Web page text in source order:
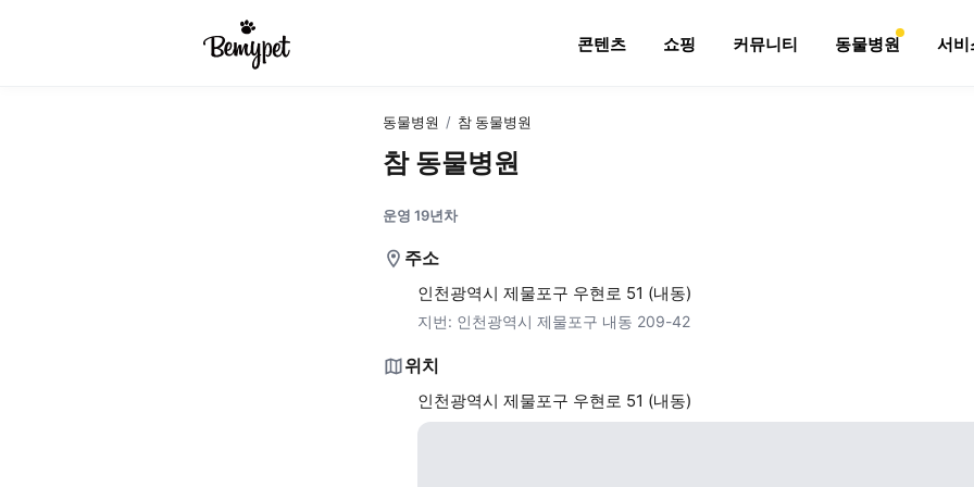
콘텐츠 쇼핑 커뮤니티 동물병원 서비
동물병원 / 참 동물병원
참 동물병원
운영 19년차
주소
인천광역시 제물포구 우현로 51 (내동)
지번: 인천광역시 제물포구 내동 209-42
위치
인천광역시 제물포구 우현로 51 (내동)